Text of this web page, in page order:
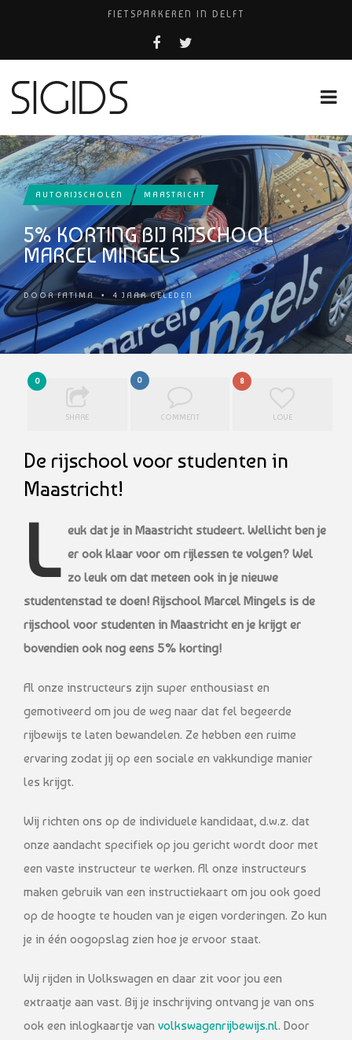
FIETSPARKEREN IN DELFT
PIZZERIA POMPEÏ ￼
BELEEF DE MAGIE VAN FILM BIJ KINEPOLIS
AUTORIJSCHOLEN MAASTRICHT
5% KORTING BIJ RIJSCHOOL
MARCEL MINGELS
DOORFATIMA • 4 JAAR GELEDEN
0
SHARE
0
COMMENT
8
LOVE
De rijschool voor studenten in
Maastricht!
L euk dat je in Maastricht studeert. Wellicht ben je
er ook klaar voor om rijlessen te volgen? Wel
zo leuk om dat meteen ook in je nieuwe
studentenstad te doen! Rijschool Marcel Mingels is de
rijschool voor studenten in Maastricht en je krijgt er
bovendien ook nog eens 5% korting!
Al onze instructeurs zijn super enthousiast en
gemotiveerd om jou de weg naar dat fel begeerde
rijbewijs te laten bewandelen. Ze hebben een ruime
ervaring zodat jij op een sociale en vakkundige manier
les krijgt.
Wij richten ons op de individuele kandidaat, d.w.z. dat
onze aandacht specifiek op jou gericht wordt door met
een vaste instructeur te werken. Al onze instructeurs
maken gebruik van een instructiekaart om jou ook goed
op de hoogte te houden van je eigen vorderingen. Zo kun
je in één oogopslag zien hoe je ervoor staat.
Wij rijden in Volkswagen en daar zit voor jou een
extraatje aan vast. Bij je inschrijving ontvang je van ons
ook een inlogkaartje van volkswagenrijbewijs.nl. Door